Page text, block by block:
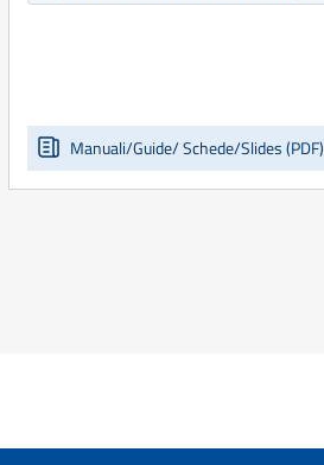
Manuali/Guide/ Schede/Slides (PDF)